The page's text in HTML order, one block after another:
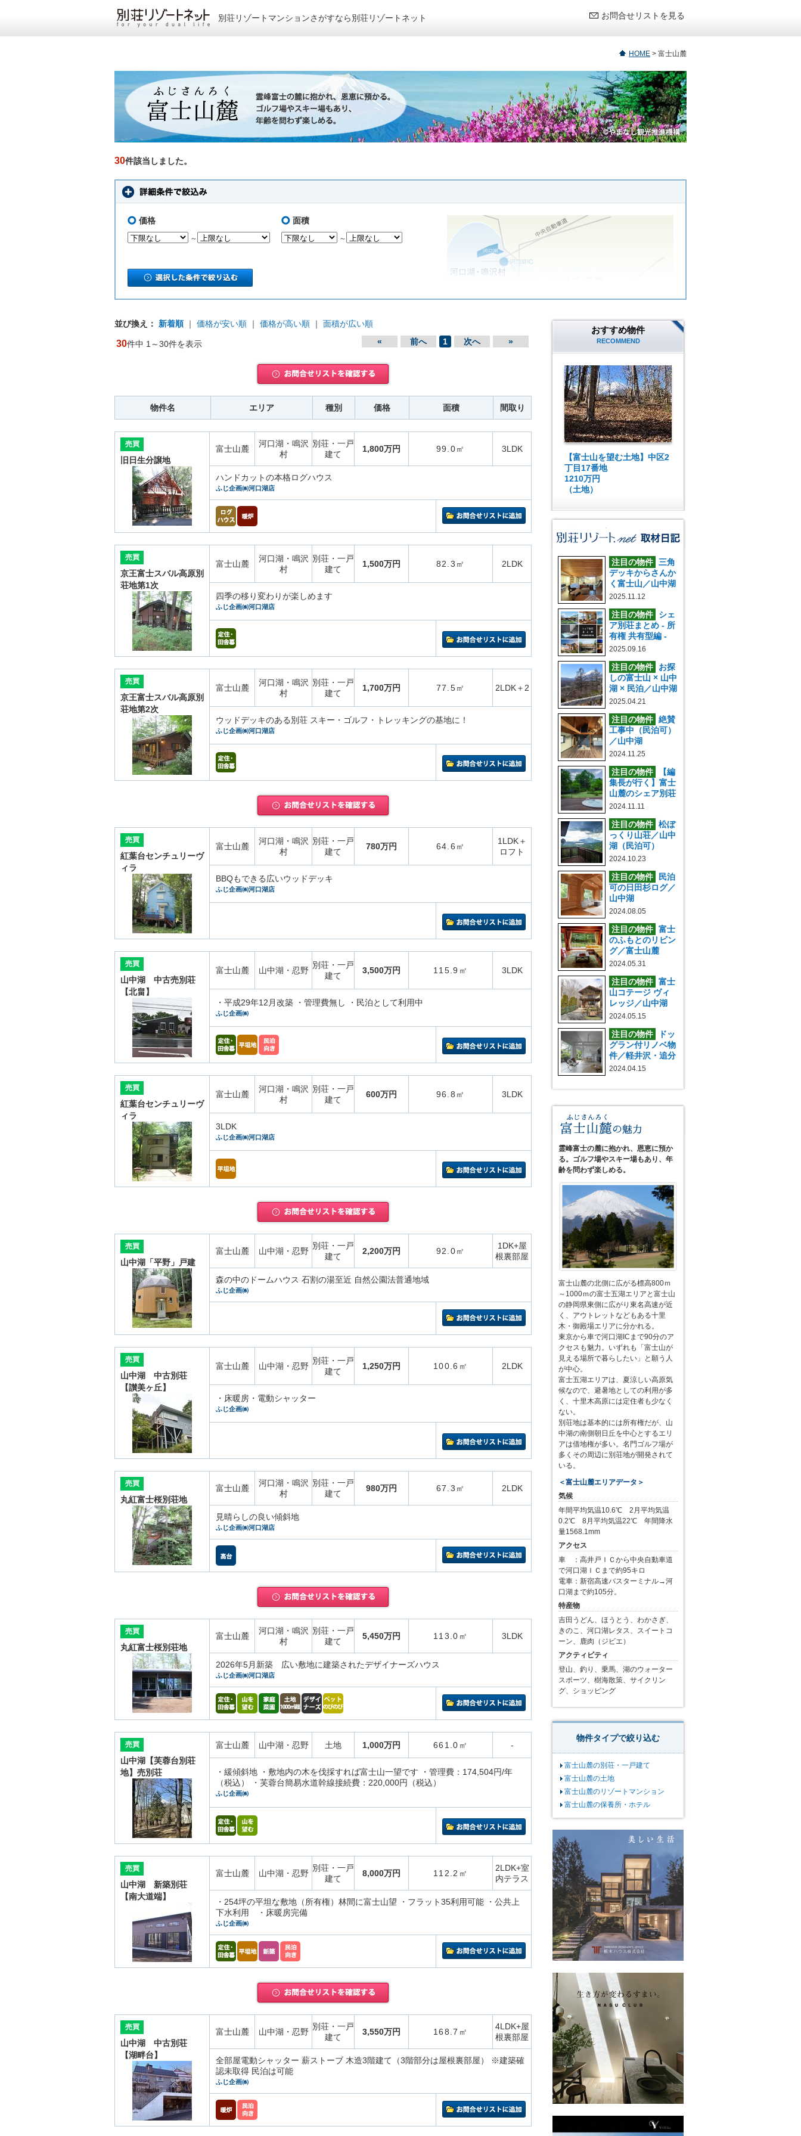
別荘リゾートマンションさがすなら別荘リゾートネット お問合せリストを見る
HOME > 富士山麓
30件該当しました。
価格
～
面積
～
並び換え： 新着順 ｜ 価格が安い順 ｜ 価格が高い順 ｜ 面積が広い順
30件中 1～30件を表示 « 前へ 1 次へ »
物件名 エリア 種別 価格 面積 間取り
売買
旧日生分譲地
富士山麓
河口湖・鳴沢
村
別荘・一戸
建て
1,800万円 99.0㎡ 3LDK
ハンドカットの本格ログハウス
ふじ企画㈱河口湖店
売買
京王富士スバル高原別
荘地第1次
富士山麓
河口湖・鳴沢
村
別荘・一戸
建て
1,500万円 82.3㎡ 2LDK
四季の移り変わりが楽しめます
ふじ企画㈱河口湖店
売買
京王富士スバル高原別
荘地第2次
富士山麓
河口湖・鳴沢
村
別荘・一戸
建て
1,700万円 77.5㎡ 2LDK＋2
ウッドデッキのある別荘 スキー・ゴルフ・トレッキングの基地に！
ふじ企画㈱河口湖店
売買
紅葉台センチュリーヴ
ィラ
富士山麓
河口湖・鳴沢
村
別荘・一戸
建て
780万円 64.6㎡
1LDK＋
ロフト
BBQもできる広いウッドデッキ
ふじ企画㈱河口湖店
売買
山中湖 中古売別荘
【北畠】
富士山麓 山中湖・忍野
別荘・一戸
建て
3,500万円 115.9㎡ 3LDK
・平成29年12月改築 ・管理費無し ・民泊として利用中
ふじ企画㈱
売買
紅葉台センチュリーヴ
ィラ
富士山麓
河口湖・鳴沢
村
別荘・一戸
建て
600万円 96.8㎡ 3LDK
3LDK
ふじ企画㈱河口湖店
売買
山中湖「平野」戸建
富士山麓 山中湖・忍野
別荘・一戸
建て
2,200万円 92.0㎡
1DK+屋
根裏部屋
森の中のドームハウス 石割の湯至近 自然公園法普通地域
ふじ企画㈱
売買
山中湖 中古別荘
【讃美ヶ丘】
富士山麓 山中湖・忍野
別荘・一戸
建て
1,250万円 100.6㎡ 2LDK
・床暖房・電動シャッター
ふじ企画㈱
売買
丸紅富士桜別荘地
富士山麓
河口湖・鳴沢
村
別荘・一戸
建て
980万円 67.3㎡ 2LDK
見晴らしの良い傾斜地
ふじ企画㈱河口湖店
売買
丸紅富士桜別荘地
富士山麓
河口湖・鳴沢
村
別荘・一戸
建て
5,450万円 113.0㎡ 3LDK
2026年5月新築 広い敷地に建築されたデザイナーズハウス
ふじ企画㈱河口湖店
売買
山中湖【芙蓉台別荘
地】売別荘
富士山麓 山中湖・忍野 土地 1,000万円 661.0㎡ -
・緩傾斜地 ・敷地内の木を伐採すれば富士山一望です ・管理費：174,504円/年
（税込） ・芙蓉台簡易水道幹線接続費：220,000円（税込）
ふじ企画㈱
売買
山中湖 新築別荘
【南大道端】
富士山麓 山中湖・忍野
別荘・一戸
建て
8,000万円 112.2㎡
2LDK+室
内テラス
・254坪の平坦な敷地（所有権）林間に富士山望 ・フラット35利用可能 ・公共上
下水利用 ・床暖房完備
ふじ企画㈱
売買
山中湖 中古別荘
【湖畔台】
富士山麓 山中湖・忍野
別荘・一戸
建て
3,550万円 168.7㎡
4LDK+屋
根裏部屋
全部屋電動シャッター 薪ストーブ 木造3階建て（3階部分は屋根裏部屋） ※建築確
認未取得 民泊は可能
ふじ企画㈱
おすすめ物件
RECOMMEND
【富士山を望む土地】中区2
丁目17番地
1210万円
（土地）
注目の物件
三角
デッキからさんか
く富士山／山中湖
2025.11.12
注目の物件
シェ
ア別荘まとめ - 所
有権 共有型編 -
2025.09.16
注目の物件
お探
しの富士山 × 山中
湖 × 民泊／山中湖
2025.04.21
注目の物件 絶賛
工事中（民泊可）
／山中湖
2024.11.25
注目の物件
【編
集長が行く】富士
山麓のシェア別荘
2024.11.11
注目の物件 松ぼ
っくり山荘／山中
湖（民泊可）
2024.10.23
注目の物件
民泊
可の日田杉ログ／
山中湖
2024.08.05
注目の物件 富士
のふもとのリビン
グ／富士山麓
2024.05.31
注目の物件 富士
山コテージ ヴィ
レッジ／山中湖
2024.05.15
注目の物件
ドッ
グラン付リノベ物
件／軽井沢・追分
2024.04.15
霊峰富士の麓に抱かれ、恩恵に預か
る。ゴルフ場やスキー場もあり、年
齢を問わず楽しめる。
富士山麓の北側に広がる標高800ｍ
～1000ｍの富士五湖エリアと富士山
の静岡県東側に広がり東名高速が近
く、アウトレットなどもある十里
木・御殿場エリアに分かれる。
東京から車で河口湖ICまで90分のア
クセスも魅力。いずれも「富士山が
見える場所で暮らしたい」と願う人
が中心。
富士五湖エリアは、夏涼しい高原気
候なので、避暑地としての利用が多
く、十里木高原には定住者も少なく
ない。
別荘地は基本的には所有権だが、山
中湖の南側朝日丘を中心とするエリ
アは借地権が多い。名門ゴルフ場が
多くその周辺に別荘地が開発されて
いる。
＜富士山麓エリアデータ＞
気候
年間平均気温10.6℃ 2月平均気温
0.2℃ 8月平均気温22℃ 年間降水
量1568.1mm
アクセス
車 ：高井戸ＩＣから中央自動車道
で河口湖ＩＣまで約95キロ
電車：新宿高速バスターミナル→河
口湖まで約105分。
特産物
吉田うどん、ほうとう、わかさぎ、
きのこ、河口湖レタス、スイートコ
ーン、鹿肉（ジビエ）
アクティビティ
登山、釣り、乗馬、湖のウォーター
スポーツ、樹海散策、サイクリン
グ、ショッピング
物件タイプで絞り込む
富士山麓の別荘・一戸建て
富士山麓の土地
富士山麓のリゾートマンション
富士山麓の保養所・ホテル